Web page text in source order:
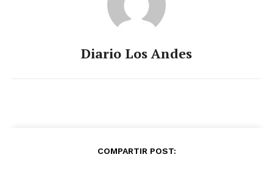
Diario Los Andes
COMPARTIR POST: